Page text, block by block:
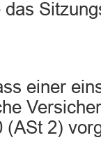
einer
(ASt 2)